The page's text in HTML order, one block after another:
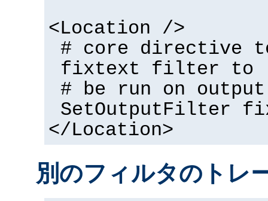
<Location />
# core directive
fixtext filter to
# be run on output
SetOutputFilter
</Location>
別のフィルタのトレ